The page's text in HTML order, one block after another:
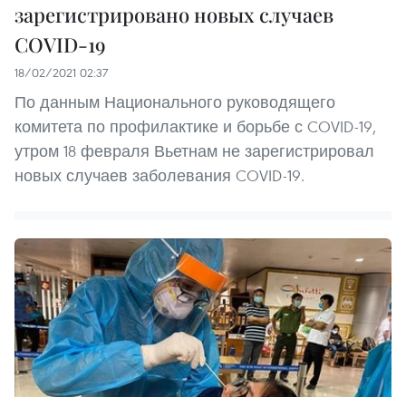
зарегистрировано новых случаев
COVID-19
18/02/2021 02:37
По данным Национального руководящего
комитета по профилактике и борьбе с COVID-19,
утром 18 февраля Вьетнам не зарегистрировал
новых случаев заболевания COVID-19.